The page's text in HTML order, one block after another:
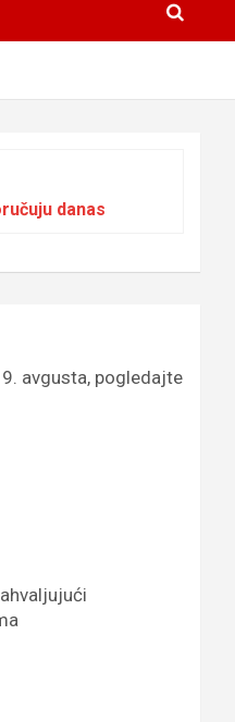
danas
9. avgusta, pogledajte